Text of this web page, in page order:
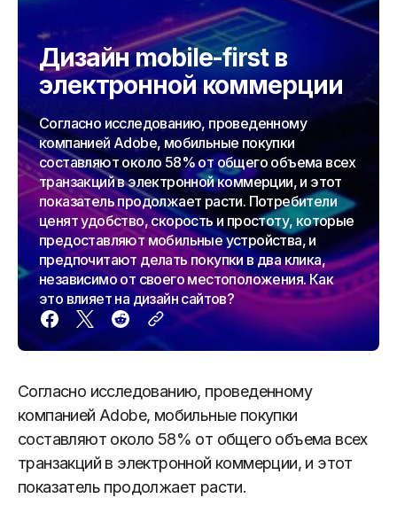
Дизайн mobile-first в
электронной коммерции
Согласно исследованию, проведенному
компанией Adobe, мобильные покупки
составляют около 58% от общего объема всех
транзакций в электронной коммерции, и этот
показатель продолжает расти. Потребители
ценят удобство, скорость и простоту, которые
предоставляют мобильные устройства, и
предпочитают делать покупки в два клика,
независимо от своего местоположения. Как
это влияет на дизайн сайтов?
Согласно исследованию, проведенному
компанией Adobe, мобильные покупки
составляют около 58% от общего объема всех
транзакций в электронной коммерции, и этот
показатель продолжает расти.